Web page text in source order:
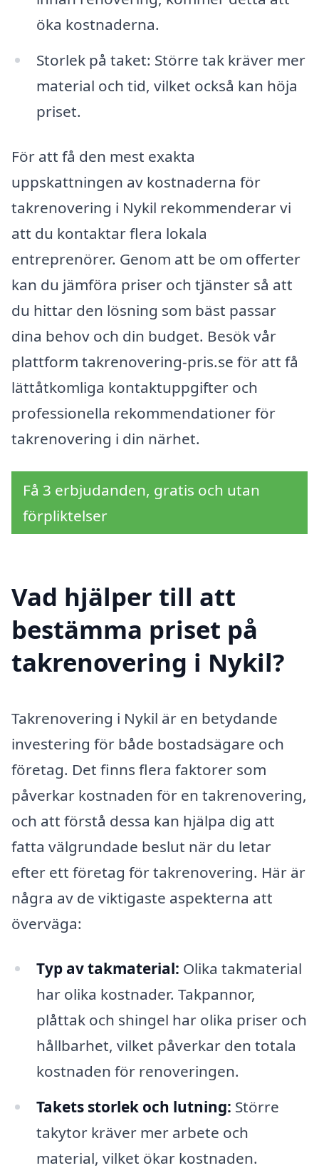
öka kostnaderna.
Storlek på taket: Större tak kräver mer
material och tid, vilket också kan höja
priset.
För att få den mest exakta
uppskattningen av kostnaderna för
takrenovering i Nykil rekommenderar vi
att du kontaktar flera lokala
entreprenörer. Genom att be om offerter
kan du jämföra priser och tjänster så att
du hittar den lösning som bäst passar
dina behov och din budget. Besök vår
plattform takrenovering-pris.se för att få
lättåtkomliga kontaktuppgifter och
professionella rekommendationer för
takrenovering i din närhet.
Få 3 erbjudanden, gratis och utan
förpliktelser
Vad hjälper till att
bestämma priset på
takrenovering i Nykil?
Takrenovering i Nykil är en betydande
investering för både bostadsägare och
företag. Det finns flera faktorer som
påverkar kostnaden för en takrenovering,
och att förstå dessa kan hjälpa dig att
fatta välgrundade beslut när du letar
efter ett företag för takrenovering. Här är
några av de viktigaste aspekterna att
överväga:
Typ av takmaterial: Olika takmaterial
har olika kostnader. Takpannor,
plåttak och shingel har olika priser och
hållbarhet, vilket påverkar den totala
kostnaden för renoveringen.
Takets storlek och lutning: Större
takytor kräver mer arbete och
material, vilket ökar kostnaden.